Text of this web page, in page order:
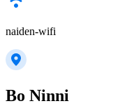
naiden-wifi
Bo Ninni